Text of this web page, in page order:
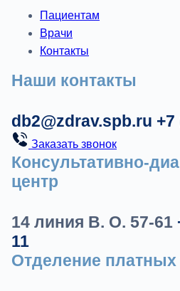
Пациентам
Врачи
Контакты
Наши контакты
db2@zdrav.spb.ru +7
Заказать звонок
Консультативно-
центр
14 линия В. О. 57-61
11
Отделение платных